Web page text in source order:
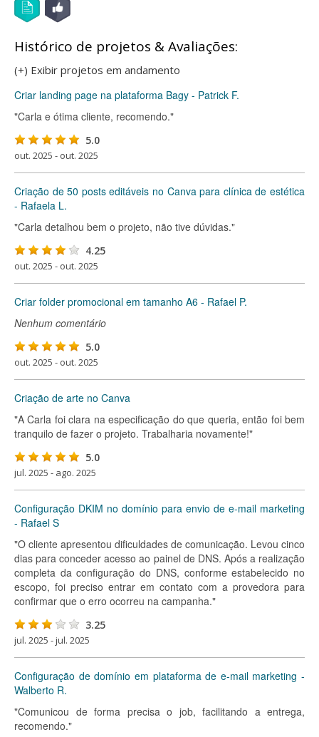
Histórico de projetos & Avaliações:
(+) Exibir projetos em andamento
Criar landing page na plataforma Bagy - Patrick F.
"Carla e ótima cliente, recomendo."
5.0
out. 2025 - out. 2025
Criação de 50 posts editáveis no Canva para clínica de estética
- Rafaela L.
"Carla detalhou bem o projeto, não tive dúvidas."
4.25
out. 2025 - out. 2025
Criar folder promocional em tamanho A6 - Rafael P.
Nenhum comentário
5.0
out. 2025 - out. 2025
Criação de arte no Canva
"A Carla foi clara na especificação do que queria, então foi bem
tranquilo de fazer o projeto. Trabalharia novamente!"
5.0
jul. 2025 - ago. 2025
Configuração DKIM no domínio para envio de e-mail marketing
- Rafael S
"O cliente apresentou dificuldades de comunicação. Levou cinco
dias para conceder acesso ao painel de DNS. Após a realização
completa da configuração do DNS, conforme estabelecido no
escopo, foi preciso entrar em contato com a provedora para
confirmar que o erro ocorreu na campanha."
3.25
jul. 2025 - jul. 2025
Configuração de domínio em plataforma de e-mail marketing -
Walberto R.
"Comunicou de forma precisa o job, facilitando a entrega,
recomendo."